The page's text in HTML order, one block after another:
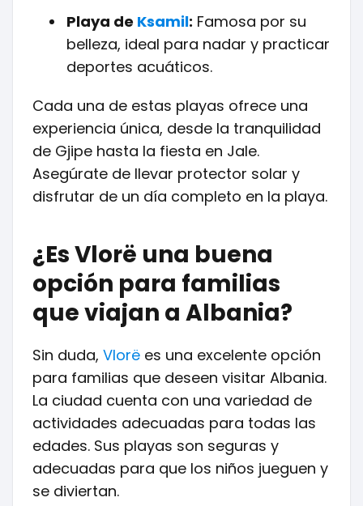
Playa de Ksamil: Famosa por su
belleza, ideal para nadar y practicar
deportes acuáticos.
Cada una de estas playas ofrece una
experiencia única, desde la tranquilidad
de Gjipe hasta la fiesta en Jale.
Asegúrate de llevar protector solar y
disfrutar de un día completo en la playa.
¿Es Vlorë una buena
opción para familias
que viajan a Albania?
Sin duda, Vlorë es una excelente opción
para familias que deseen visitar Albania.
La ciudad cuenta con una variedad de
actividades adecuadas para todas las
edades. Sus playas son seguras y
adecuadas para que los niños jueguen y
se diviertan.